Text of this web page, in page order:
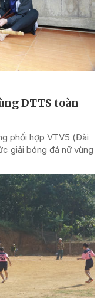
DTTS toàn
phối hợp VTV5 (Đài
giải bóng đá nữ vùng